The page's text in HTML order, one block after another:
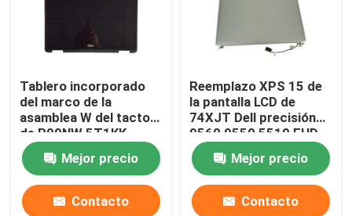
Tablero incorporado
del marco de la
asamblea W del tacto
de P99NW 5T1KK
M0XG8 Dell
Chromebook 3100
Mejor precio
Contacto
Reemplazo XPS 15 de
la pantalla LCD de
74XJT Dell precisión
9560 9550 5510 FHD
Mejor precio
Contacto